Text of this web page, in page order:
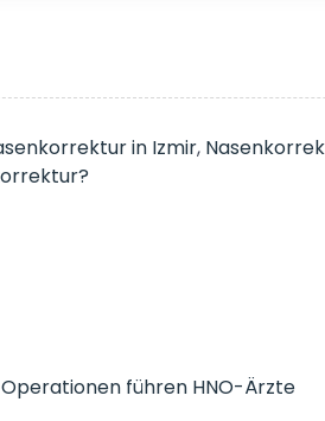
in Izmir,